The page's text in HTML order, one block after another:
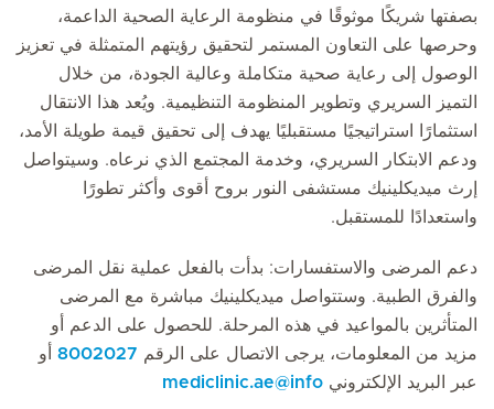
بصفتها شريكًا موثوقًا في منظومة الرعاية الصحية الداعمة،
وحرصها على التعاون المستمر لتحقيق رؤيتهم المتمثلة في تعزيز
الوصول إلى رعاية صحية متكاملة وعالية الجودة، من خلال
التميز السريري وتطوير المنظومة التنظيمية. ويُعد هذا الانتقال
استثمارًا استراتيجيًا مستقبليًا يهدف إلى تحقيق قيمة طويلة الأمد،
ودعم الابتكار السريري، وخدمة المجتمع الذي نرعاه. وسيتواصل
إرث ميديكلينيك مستشفى النور بروح أقوى وأكثر تطورًا
واستعدادًا للمستقبل.
دعم المرضى والاستفسارات: بدأت بالفعل عملية نقل المرضى
والفرق الطبية. وستتواصل ميديكلينيك مباشرة مع المرضى
المتأثرين بالمواعيد في هذه المرحلة. للحصول على الدعم أو
مزيد من المعلومات، يرجى الاتصال على الرقم 8002027 أو
عبر البريد الإلكتروني info
@
mediclinic.ae